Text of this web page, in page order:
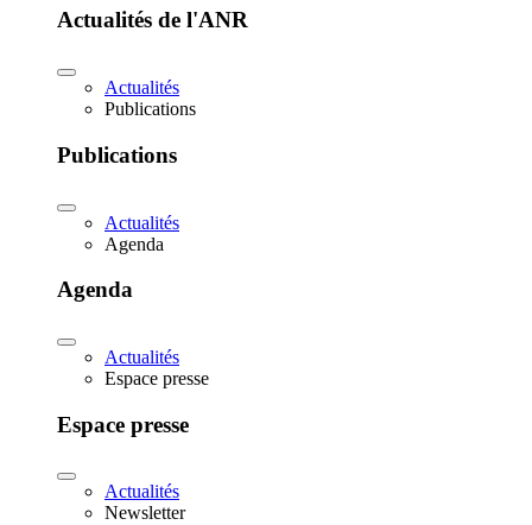
Actualités de l'ANR
Actualités
Publications
Publications
Actualités
Agenda
Agenda
Actualités
Espace presse
Espace presse
Actualités
Newsletter